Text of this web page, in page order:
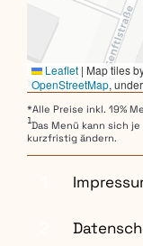
Leaflet | Map tiles
OpenStreetMap,
*Alle Preise inkl. 19%
1Das Menü kann sich
kurzfristig ändern.